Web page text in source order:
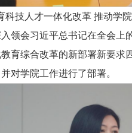
科技人才一体化改革 推动学
领会习近平总书记在全会
育综合改革的新部署新要求
对学院工作进行了部署。